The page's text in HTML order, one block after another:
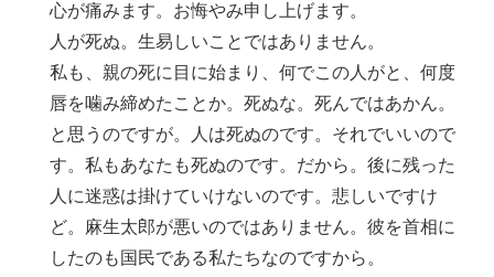
心が痛みます。お悔やみ申し上げます。
人が死ぬ。生易しいことではありません。
私も、親の死に目に始まり、何でこの人がと、何度
唇を噛み締めたことか。死ぬな。死んではあかん。
と思うのですが。人は死ぬのです。それでいいので
す。私もあなたも死ぬのです。だから。後に残った
人に迷惑は掛けていけないのです。悲しいですけ
ど。麻生太郎が悪いのではありません。彼を首相に
したのも国民である私たちなのですから。